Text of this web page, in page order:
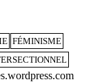
FÉMINISME